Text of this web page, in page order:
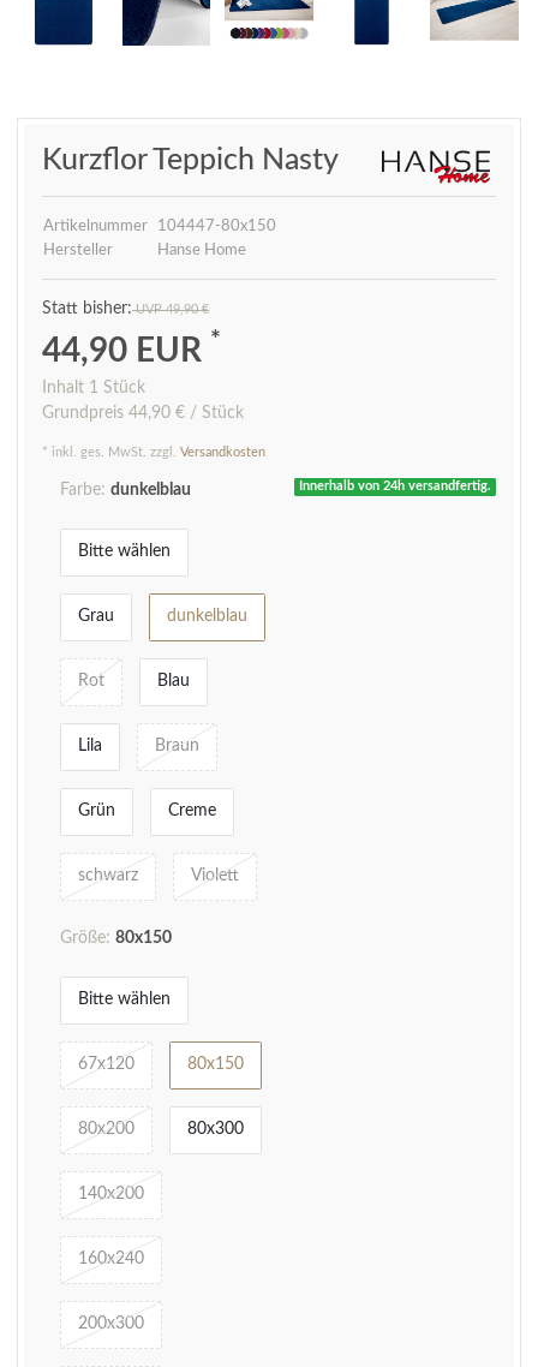
Kurzflor Teppich Nasty
Artikelnummer
104447-80x150
Hersteller
Hanse Home
UVP 49,90 €
44,90 EUR *
Inhalt 1 Stück
Grundpreis 44,90 € / Stück
* inkl. ges. MwSt. zzgl. Versandkosten
Innerhalb von 24h versandfertig.
Farbe: dunkelblau
Bitte wählen
Grau dunkelblau
Rot Blau
Lila Braun
Grün Creme
schwarz Violett
Größe: 80x150
Bitte wählen
67x120 80x150
80x200 80x300
140x200
160x240
200x300